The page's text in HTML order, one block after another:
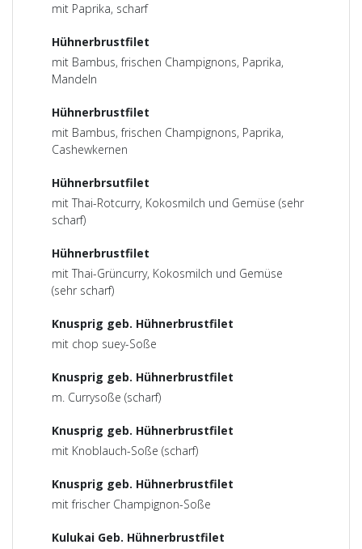
mit Paprika, scharf
Hühnerbrustfilet
mit Bambus, frischen Champignons, Paprika,
Mandeln
Hühnerbrustfilet
mit Bambus, frischen Champignons, Paprika,
Cashewkernen
Hühnerbrsutfilet
mit Thai-Rotcurry, Kokosmilch und Gemüse (sehr
scharf)
Hühnerbrustfilet
mit Thai-Grüncurry, Kokosmilch und Gemüse
(sehr scharf)
Knusprig geb. Hühnerbrustfilet
mit chop suey-Soße
Knusprig geb. Hühnerbrustfilet
m. Currysoße (scharf)
Knusprig geb. Hühnerbrustfilet
mit Knoblauch-Soße (scharf)
Knusprig geb. Hühnerbrustfilet
mit frischer Champignon-Soße
Kulukai Geb. Hühnerbrustfilet